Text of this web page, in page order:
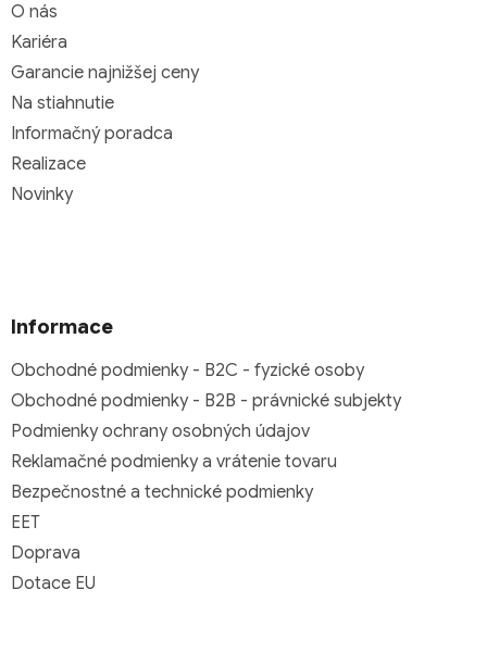
O nás
Kariéra
Garancie najnižšej ceny
Na stiahnutie
Informačný poradca
Realizace
Novinky
Informace
Obchodné podmienky - B2C - fyzické osoby
Obchodné podmienky - B2B - právnické subjekty
Podmienky ochrany osobných údajov
Reklamačné podmienky a vrátenie tovaru
Bezpečnostné a technické podmienky
EET
Doprava
Dotace EU